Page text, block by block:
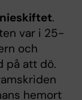
.
var i 25-
och
på att dö.
hemort